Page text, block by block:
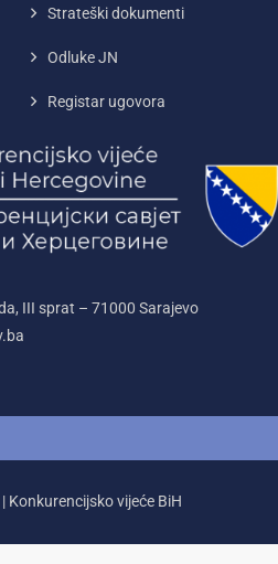
Strateški dokumenti
Odluke JN
Registar ugovora
III sprat – 71000‌ Sarajevo
vijeće BiH